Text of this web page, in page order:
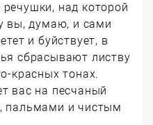
над которой
вы, думаю, и сами
и буйствует, в
сбрасывают листву
красных тонах.
вас на песчаный
пальмами и чистым